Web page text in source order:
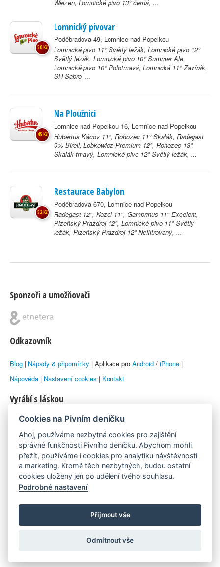
Weizen, Lomnické pivo 13° černá, ...
Lomnický pivovar
Poděbradova 49, Lomnice nad Popelkou
Lomnické pivo 11° Světlý ležák, Lomnické pivo 12°
Světlý ležák, Lomnické pivo 10° Summer Ale,
Lomnické pivo 10° Polotmavá, Lomnická 11° Zavírák,
SH Sabro, ...
50 Kč
Na Ploužnici
Lomnice nad Popelkou 16, Lomnice nad Popelkou
Hubertus Kácov 11°, Rohozec 11° Skalák, Radegast
0% Birell, Lobkowicz Premium 12°, Rohozec 13°
Skalák tmavý, Lomnické pivo 12° Světlý ležák, ...
45 Kč
Restaurace Babylon
Poděbradova 670, Lomnice nad Popelkou
Radegast 12°, Kozel 11°, Gambrinus 11° Excelent,
Plzeňský Prazdroj 12°, Lomnické pivo 11° Světlý
ležák, Plzeňský Prazdroj 12° Nefiltrovaný, ...
52 Kč
Sponzoři a umožňovači
Odkazovník
Blog | Nápady & připomínky | Aplikace pro Android / iPhone |
Nápověda | Nastavení cookies | Kontakt
Vyrábí s láskou
© 2010–2026 byLukáš Zemanaka Emka
Máme rádi
Pivní.info
Poznámka pod čarou
Pivní deníček je nezávislý zdroj, který není spjat s žádným
konkrétním pivovarem ani restaurací. Názory uživatelů nemusí nutně
reprezentovat názory tvůrců Deníčku.
Cookies na Pivním deníčku
Ahoj, používáme nezbytná cookies pro zajištění
správné funkčnosti Pivního deníčku. Abychom mohli
přežít, používáme i cookies pro analytiku návštěvnosti
a marketing. Kromě těch nezbytných, budou ostatní
cookies uloženy jen po udělení tvého souhlasu.
Podrobné nastavení
Přijmout vše
Odmítnout vše